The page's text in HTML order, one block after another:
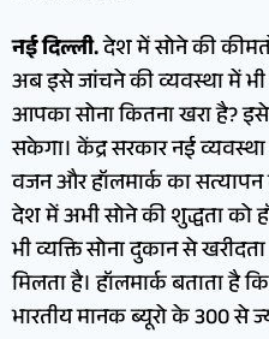
नई दिल्ली.देश में सोने की
अब इसे जांचने की व्यवस्था में भी
आपका सोना कितना खरा है?
सकेगा। केंद्र सरकार नई
वजन और हॉलमार्क का
देश में अभी सोने की शुद्धता को
भी व्यक्ति सोना दुकान से
मिलता है। हॉलमार्क बताता है
भारतीय मानक ब्यूरो के 300 से